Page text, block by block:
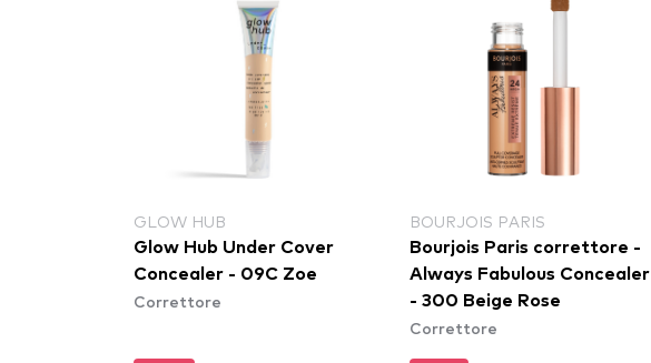
GLOW HUB
Glow Hub Under Cover
Concealer - 09C Zoe
Correttore
BOURJOIS PARIS
Bourjois Paris correttore -
Always Fabulous Concealer
- 300 Beige Rose
Correttore